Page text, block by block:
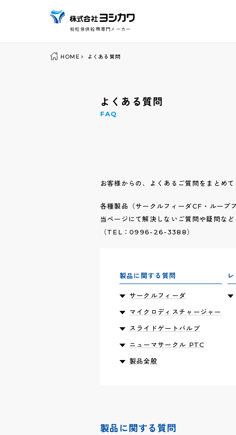
粉粒体供給機専門メーカー
HOME よくある質問
よくある質問
FAQ
お客様からの、よくあるご質問をまとめ
各種製品（サークルフィーダCF・ループ
当ページにて解決しないご質問や疑問など
（TEL：0996-26-3388）
製品に関する質問
サークルフィーダ
マイクロディスチャージャー
スライドゲートバルブ
ニューマサークル PTC
製品全般
製品に関する質問